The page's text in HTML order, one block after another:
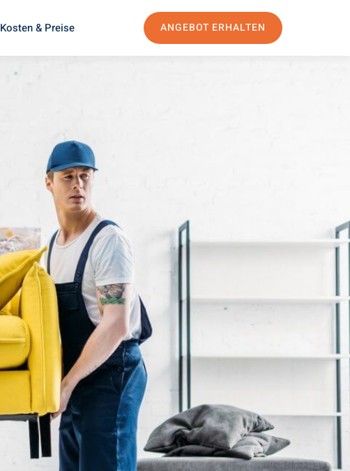
Kosten & Preise ANGEBOT ERHALTEN